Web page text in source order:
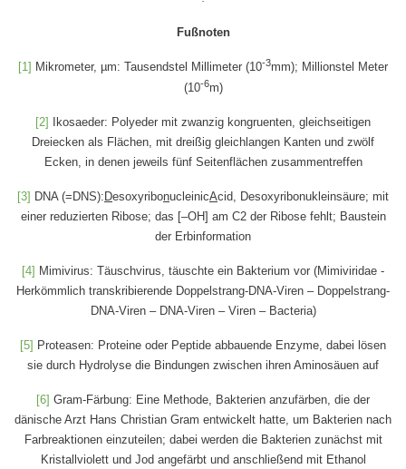
Fußnoten
[1] Mikrometer, µm: Tausendstel Millimeter (10-3mm); Millionstel Meter
(10-6m)
[2]
Ikosaeder: Polyeder mit zwanzig kongruenten, gleichseitigen
Dreiecken als Flächen, mit dreißig gleichlangen Kanten und zwölf
Ecken, in denen jeweils fünf Seitenflächen zusammentreffen
[3] DNA (=DNS): DesoxyribonucleinicAcid, Desoxyribonukleinsäure; mit
einer reduzierten Ribose; das [–OH] am C2 der Ribose fehlt; Baustein
der Erbinformation
[4] Mimivirus: Täuschvirus, täuschte ein Bakterium vor (Mimiviridae -
Herkömmlich transkribierende Doppelstrang-DNA-Viren – Doppelstrang-
DNA-Viren – DNA-Viren – Viren – Bacteria)
[5] Proteasen: Proteine oder Peptide abbauende Enzyme, dabei lösen
sie durch Hydrolyse die Bindungen zwischen ihren Aminosäuen auf
[6] Gram-Färbung: Eine Methode, Bakterien anzufärben, die der
dänische Arzt Hans Christian Gram entwickelt hatte, um Bakterien nach
Farbreaktionen einzuteilen; dabei werden die Bakterien zunächst mit
Kristallviolett und Jod angefärbt und anschließend mit Ethanol